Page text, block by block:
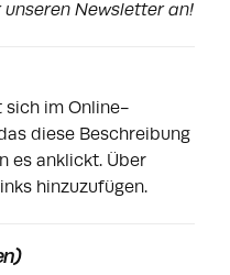
Newsletter an!
sich im Online-
diese Beschreibung
es anklickt. Über
hinzuzufügen.